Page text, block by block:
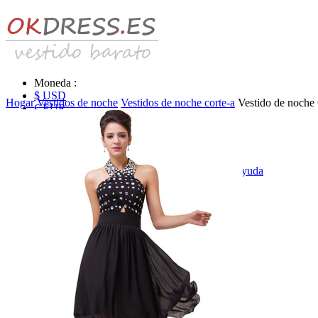
Moneda :
$ USD
€ EUR
Identificarse & Registrarse |Obtener la contraseña Ayuda
Vestidos de novia
Vestido de novia liquidación y venta
Vestidos de novia vendimia
Hogar Vestidos de noche Vestidos de noche corte-a Vestido de